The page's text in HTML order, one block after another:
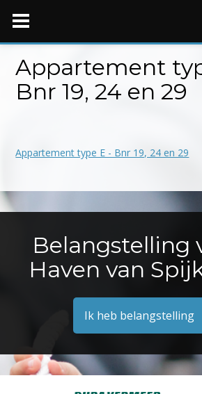
content
Appartement
Bnr 19, 24 en 29
Appartement type E - Bnr 19, 24 en 29
Belangstelling
Haven van
Ik heb belangstelling